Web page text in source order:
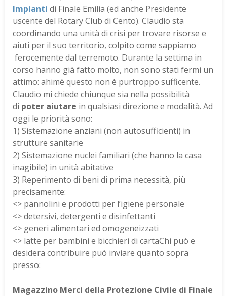
Impianti di Finale Emilia (ed anche Presidente
uscente del Rotary Club di Cento). Claudio sta
coordinando una unità di crisi per trovare risorse e
aiuti per il suo territorio, colpito come sappiamo
ferocemente dal terremoto. Durante la settima in
corso hanno già fatto molto, non sono stati fermi un
attimo: ahimè questo non è purtroppo sufficente.
Claudio mi chiede chiunque sia nella possibilità
di poter aiutare in qualsiasi direzione e modalità. Ad
oggi le priorità sono:
1) Sistemazione anziani (non autosufficienti) in
strutture sanitarie
2) Sistemazione nuclei familiari (che hanno la casa
inagibile) in unità abitative
3) Reperimento di beni di prima necessità, più
precisamente:
<> pannolini e prodotti per l’igiene personale
<> detersivi, detergenti e disinfettanti
<> generi alimentari ed omogeneizzati
<> latte per bambini e bicchieri di cartaChi può e
desidera contribuire può inviare quanto sopra
presso:
Magazzino Merci della Protezione Civile di Finale